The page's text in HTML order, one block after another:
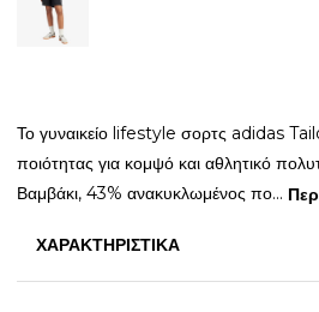
Το γυναικείο lifestyle σορτς adidas
ποιότητας για κομψό και αθλητικό
Βαμβάκι, 43% ανακυκλωμένος πο...
ΧΑΡΑΚΤΗΡΙΣΤΙΚΑ